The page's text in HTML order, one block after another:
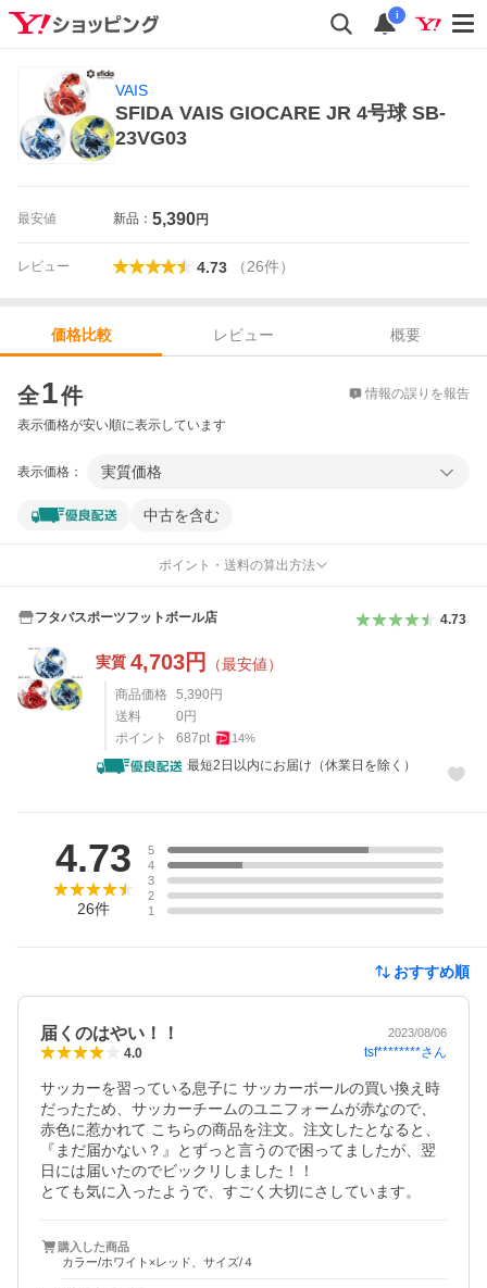
i
VAIS
SFIDA VAIS GIOCARE JR 4号球 SB-
23VG03
最安値 新品： 5,390円
レビュー 4.73 （26件）
価格比較 レビュー
概要
全1件 情報の誤りを報告
表示価格が安い順に表示しています
表示価格： 実質価格
中古を含む
ポイント・送料の算出方法
フタバスポーツフットボール店 4.73
実質 4,703円 （最安値）
商品価格 5,390 円
送料
0 円
ポイント
687pt 14%
最短2日以内にお届け（休業日を除く）
4.73
26件
5
4
3
2
1
おすすめ順
届くのはやい！！ 2023/08/06
4.0 tsf********さん
サッカーを習っている息子に サッカーボールの買い換え時
だったため、サッカーチームのユニフォームが赤なので、
赤色に惹かれて こちらの商品を注文。注文したとなると、
『まだ届かない？』とずっと言うので困ってましたが、翌
日には届いたのでビックリしました！！
とても気に入ったようで、すごく大切にさしています。
購入した商品
カラー/ホワイト×レッド、サイズ/４